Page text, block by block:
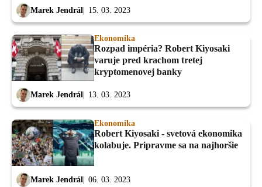
Marek Jendrál 15. 03. 2023
Ekonomika
Rozpad impéria? Robert Kiyosaki
varuje pred krachom tretej
kryptomenovej banky
Marek Jendrál 13. 03. 2023
Ekonomika
Robert Kiyosaki - svetová ekonomika
kolabuje. Pripravme sa na najhoršie
Marek Jendrál 06. 03. 2023